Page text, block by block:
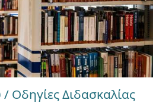
Οδηγίες Διδασκαλίας